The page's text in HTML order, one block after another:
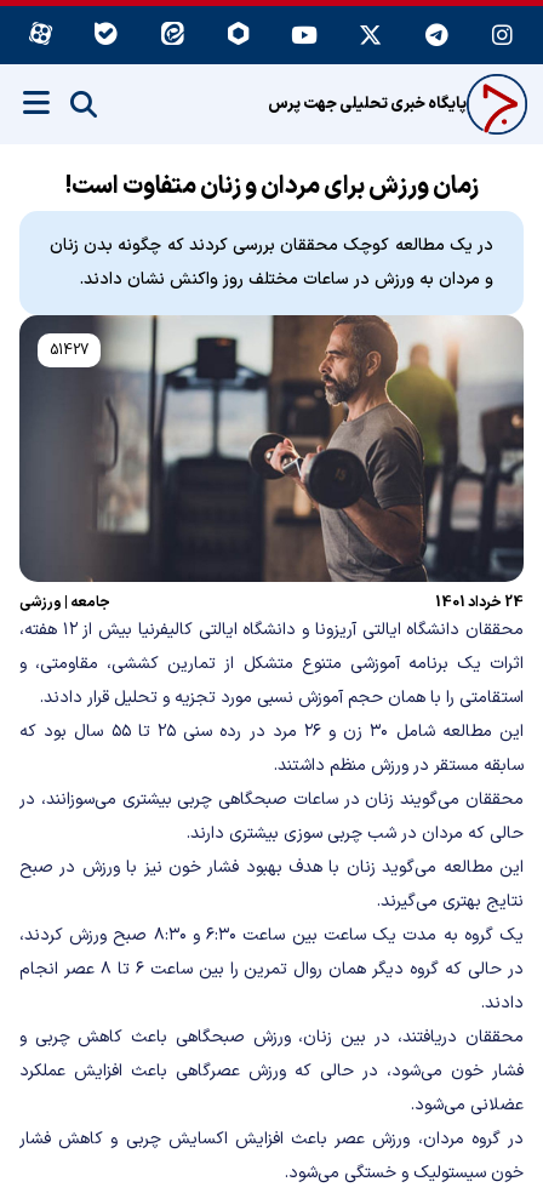
پایگاه خبری تحلیلی جهت پرس
زمان ورزش برای مردان و زنان متفاوت است!
در یک مطالعه کوچک محققان بررسی کردند که چگونه بدن زنان
و مردان به ورزش در ساعات مختلف روز واکنش نشان دادند.
51427
24 خرداد 1401 جامعه | ورزشی
محققان دانشگاه ایالتی آریزونا و دانشگاه ایالتی کالیفرنیا بیش از ۱۲ هفته،
اثرات یک برنامه آموزشی متنوع متشکل از تمارین کششی، مقاومتی، و
استقامتی را با همان حجم آموزش نسبی مورد تجزیه و تحلیل قرار دادند.
این مطالعه شامل ۳۰ زن و ۲۶ مرد در رده سنی ۲۵ تا ۵۵ سال بود که
سابقه مستقر در ورزش منظم داشتند.
محققان می‌گویند زنان در ساعات صبحگاهی چربی بیشتری می‌سوزانند، در
حالی که مردان در شب چربی سوزی بیشتری دارند.
این مطالعه می‌گوید زنان با هدف بهبود فشار خون نیز با ورزش در صبح
نتایج بهتری می‌گیرند.
یک گروه به مدت یک ساعت بین ساعت ۶:۳۰ و ۸:۳۰ صبح ورزش کردند،
در حالی که گروه دیگر همان روال تمرین را بین ساعت ۶ تا ۸ عصر انجام
دادند.
محققان دریافتند، در بین زنان، ورزش صبحگاهی باعث کاهش چربی و
فشار خون می‌شود، در حالی که ورزش عصرگاهی باعث افزایش عملکرد
عضلانی می‌شود.
در گروه مردان، ورزش عصر باعث افزایش اکسایش چربی و کاهش فشار
خون سیستولیک و خستگی می‌شود.